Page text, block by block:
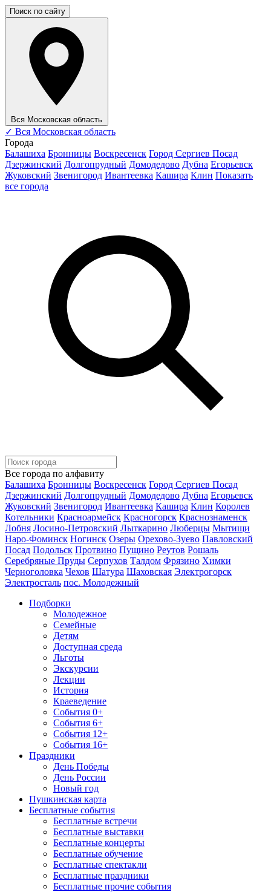
Поиск по сайту
Вся Московская область
✓ Вся Московская область
Города
Балашиха Бронницы Воскресенск Город Сергиев Посад
Дзержинский Долгопрудный Домодедово Дубна Егорьевск
Жуковский Звенигород Ивантеевка Кашира Клин Показать
все города
Все города по алфавиту
Балашиха Бронницы Воскресенск Город Сергиев Посад
Дзержинский Долгопрудный Домодедово Дубна Егорьевск
Жуковский Звенигород Ивантеевка Кашира Клин Королев
Котельники Красноармейск Красногорск Краснознаменск
Лобня Лосино-Петровский Лыткарино Люберцы Мытищи
Наро-Фоминск Ногинск Озеры Орехово-Зуево Павловский
Посад Подольск Протвино Пущино Реутов Рошаль
Серебряные Пруды Серпухов Талдом Фрязино Химки
Черноголовка Чехов Шатура Шаховская Электрогорск
Электросталь пос. Молодежный
Подборки
Молодежное
Семейные
Детям
Доступная среда
Льготы
Экскурсии
Лекции
История
Краеведение
События 0+
События 6+
События 12+
События 16+
Праздники
День Победы
День России
Новый год
Пушкинская карта
Бесплатные события
Бесплатные встречи
Бесплатные выставки
Бесплатные концерты
Бесплатные обучение
Бесплатные спектакли
Бесплатные праздники
Бесплатные прочие события